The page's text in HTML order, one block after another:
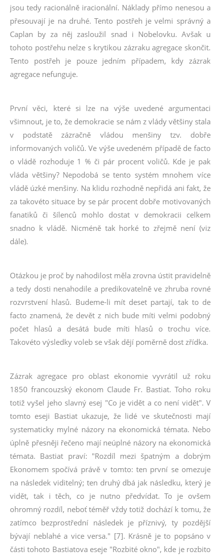
jsou tedy racionálně iracionální. Náklady přímo nenesou a
přesouvají je na druhé. Tento postřeh je velmi správný a
Caplan by za něj zasloužil snad i Nobelovku. Avšak u
tohoto postřehu nelze s krytikou zázraku agregace skončit.
Tento postřeh je pouze jedním případem, kdy zázrak
agregace nefunguje.
První věci, které si lze na výše uvedené argumentaci
všimnout, je to, že demokracie se nám z vlády většiny stala
v podstatě zázračně vládou menšiny tzv. dobře
informovaných voličů. Ve výše uvedeném případě de facto
o vládě rozhoduje 1 % či pár procent voličů. Kde je pak
vláda většiny? Nepodobá se tento systém mnohem více
vládě úzké menšiny. Na klidu rozhodně nepřidá ani fakt, že
za takovéto situace by se pár procent dobře motivovaných
fanatiků či šílenců mohlo dostat v demokracii celkem
snadno k vládě. Nicméně tak horké to zřejmě není (viz
dále).
Otázkou je proč by nahodilost měla zrovna ústit pravidelně
a tedy dosti nenahodile a predikovatelně ve zhruba rovné
rozvrstvení hlasů. Budeme-li mít deset partají, tak to de
facto znamená, že devět z nich bude míti velmi podobný
počet hlasů a desátá bude míti hlasů o trochu více.
Takovéto výsledky voleb se však dějí poměrně dost zřídka.
Zázrak agregace pro oblast ekonomie vyvrátil už roku
1850 francouzský ekonom Claude Fr. Bastiat. Toho roku
totiž vyšel jeho slavný esej "Co je vidět a co není vidět". V
tomto eseji Bastiat ukazuje, že lidé ve skutečnosti mají
systematicky mylné názory na ekonomická témata. Nebo
úplně přesněji řečeno mají neúplné názory na ekonomická
témata. Bastiat praví: "Rozdíl mezi špatným a dobrým
Ekonomem spočívá právě v tomto: ten první se omezuje
na následek viditelný; ten druhý dbá jak následku, který je
vidět, tak i těch, co je nutno předvídat. To je ovšem
ohromný rozdíl, neboť téměř vždy totiž dochází k tomu, že
zatímco bezprostřední následek je příznivý, ty pozdější
bývají neblahé a vice versa." [7]. Krásně je to popsáno v
části tohoto Bastiatova eseje "Rozbité okno", kde je rozbito